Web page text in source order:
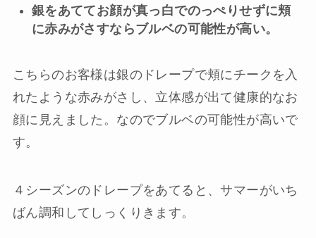
銀をあててお顔が真っ白でのっぺりせずに頬
に赤みがさすならブルベの可能性が高い。
こちらのお客様は銀のドレープで頬にチークを入
れたような赤みがさし、立体感が出て健康的なお
顔に見えました。なのでブルベの可能性が高いで
す。
４シーズンのドレープをあてると、サマーがいち
ばん調和してしっくりきます。